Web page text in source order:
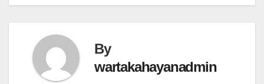
By
wartakahayanadmin